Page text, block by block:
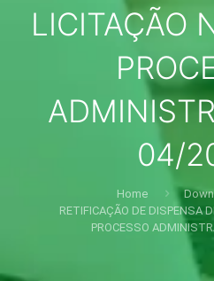
LICITAÇÃO
04/
Home
RETIFICAÇÃO DE DISPENSA
PROCESSO